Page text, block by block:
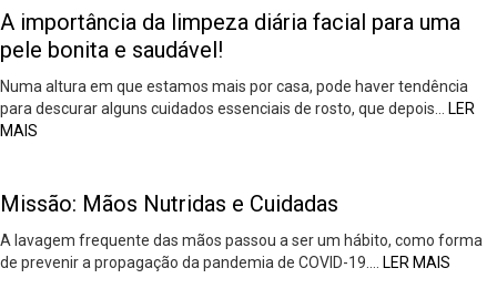
A importância da limpeza diária facial para uma
pele bonita e saudável!
Numa altura em que estamos mais por casa, pode haver tendência
para descurar alguns cuidados essenciais de rosto, que depois…
LER
MAIS
Missão: Mãos Nutridas e Cuidadas
A lavagem frequente das mãos passou a ser um hábito, como forma
de prevenir a propagação da pandemia de COVID-19….
LER MAIS